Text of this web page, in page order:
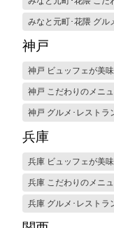
みなと元町･花隈 グル
神戸
神戸 ビュッフェが美
神戸 こだわりのメニ
神戸 グルメ･レストラ
兵庫
兵庫 ビュッフェが美
兵庫 こだわりのメニ
兵庫 グルメ･レストラ